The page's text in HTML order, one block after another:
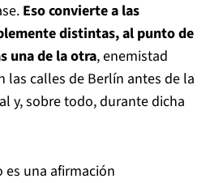
Eso convierte a las
distintas, al punto de
una de la otra, enemistad
las calles de Berlín antes de la
y, sobre todo, durante dicha
es una afirmación